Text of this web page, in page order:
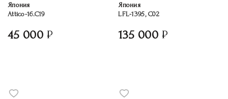
Япония
Attico-16.C19
45 000
Япония
LFL-1395, C02
135 000